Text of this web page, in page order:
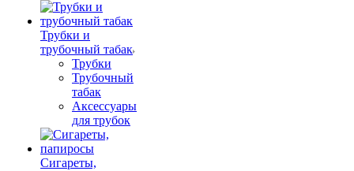
Трубки и
трубочный табак
Трубки
Трубочный
табак
Аксессуары
для трубок
Сигареты,